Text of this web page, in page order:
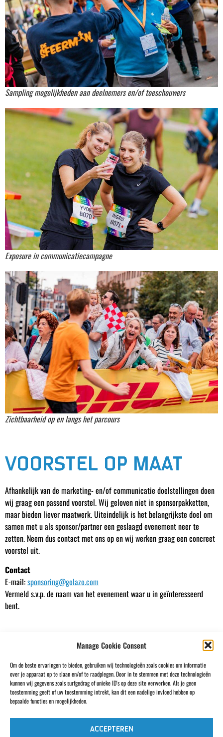
Manage Cookie Consent
Om de beste ervaringen te bieden, gebruiken wij technologieën zoals cookies om informatie
over je apparaat op te slaan en/of te raadplegen. Door in te stemmen met deze technologieën
kunnen wij gegevens zoals surfgedrag of unieke ID's op deze site verwerken. Als je geen
toestemming geeft of uw toestemming intrekt, kan dit een nadelige invloed hebben op
bepaalde functies en mogelijkheden.
ACCEPTEREN
Sampling mogelijkheden aan deelnemers en/of toeschouwers
Exposure in communicatiecampagne
Zichtbaarheid op en langs het parcours
VOORSTEL OP MAAT
Afhankelijk van de marketing- en/of communicatie doelstellingen doen
wij graag een passend voorstel. Wij geloven niet in sponsorpakketten,
maar bieden liever maatwerk. Uiteindelijk is het belangrijkste doel om
samen met u als sponsor/partner een geslaagd evenement neer te
zetten. Neem dus contact met ons op en wij werken graag een concreet
voorstel uit.
Contact
E-mail:sponsoring@golazo.com
Vermeld s.v.p. de naam van het evenement waar u in geïnteresseerd
bent.
Bekijk alle partners & sponsoren